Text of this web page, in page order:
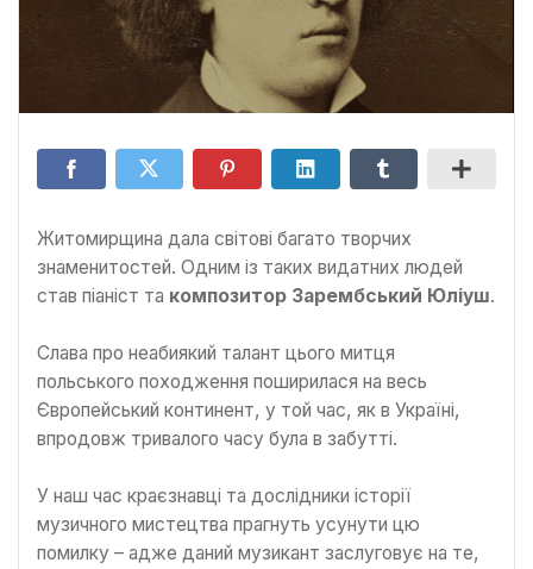
Житомирщина дала світові багато творчих
знаменитостей. Одним із таких видатних людей
став піаніст та композитор Зарембський Юліуш.
Слава про неабиякий талант цього митця
польського походження поширилася на весь
Європейський континент, у той час, як в Україні,
впродовж тривалого часу була в забутті.
У наш час краєзнавці та дослідники історії
музичного мистецтва прагнуть усунути цю
помилку – адже даний музикант заслуговує на те,